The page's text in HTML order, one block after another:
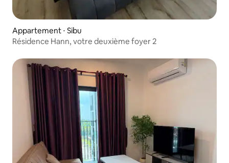
Appartement ⋅ Sibu
Résidence Hann, votre deuxième foyer 2